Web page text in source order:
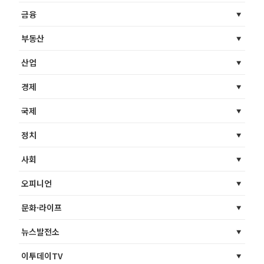
금융
부동산
산업
경제
국제
정치
사회
오피니언
문화·라이프
뉴스발전소
이투데이TV